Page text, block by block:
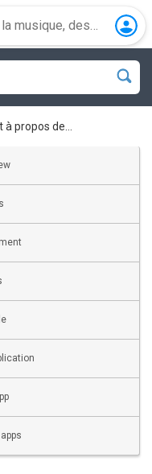
propos de…